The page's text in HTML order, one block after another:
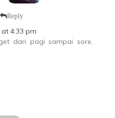
Reply
4:33 pm
dari pagi sampai sore,